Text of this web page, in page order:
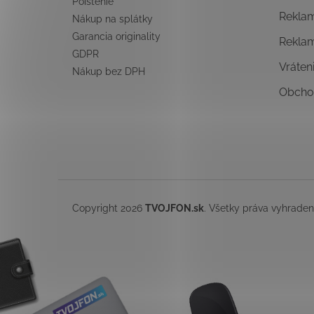
Nákup na splátky
Garancia originality
GDPR
Nákup bez DPH
Copyright 2026 TVOJFON.sk. Všetky práva